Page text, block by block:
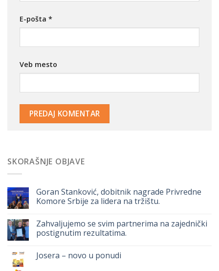
E-pošta *
Veb mesto
SKORAŠNJE OBJAVE
Goran Stanković, dobitnik nagrade Privredne
Komore Srbije za lidera na tržištu.
Zahvaljujemo se svim partnerima na zajednički
postignutim rezultatima.
Josera – novo u ponudi